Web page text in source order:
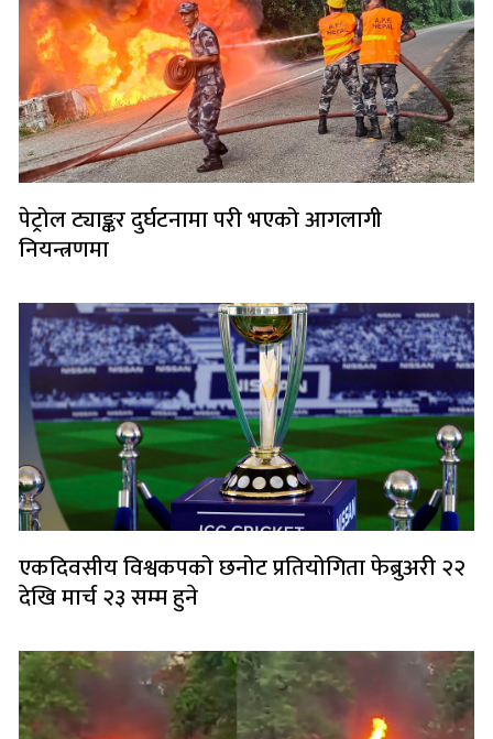
पेट्रोल ट्याङ्कर दुर्घटनामा परी भएको आगलागी
नियन्त्रणमा
एकदिवसीय विश्वकपको छनोट प्रतियोगिता फेब्रुअरी २२
देखि मार्च २३ सम्म हुने